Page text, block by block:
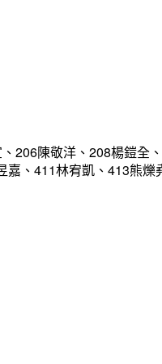
206陳敬洋、208楊鎧全
、411林宥凱、413熊爍